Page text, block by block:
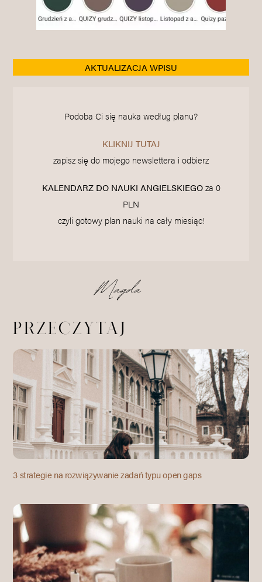
AKTUALIZACJA WPISU
Podoba Ci się nauka według planu?
KLIKNIJ TUTAJ
zapisz się do mojego newslettera i odbierz
KALENDARZ DO NAUKI ANGIELSKIEGOza 0
PLN
czyli gotowy plan nauki na cały miesiąc!
przeczytaj
3 strategie na rozwiązywanie zadań typu open gaps